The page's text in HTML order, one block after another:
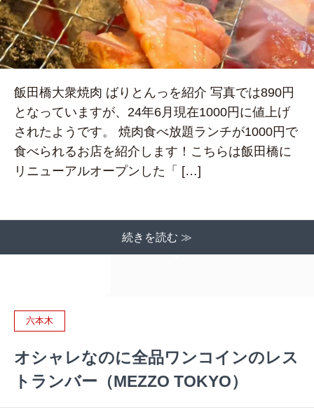
飯田橋大衆焼肉 ばりとんっを紹介 写真では890円
となっていますが、24年6月現在1000円に値上げ
されたようです。 焼肉食べ放題ランチが1000円で
食べられるお店を紹介します！こちらは飯田橋に
リニューアルオープンした「 […]
続きを読む ≫
六本木
オシャレなのに全品ワンコインのレス
トランバー（MEZZO TOKYO）